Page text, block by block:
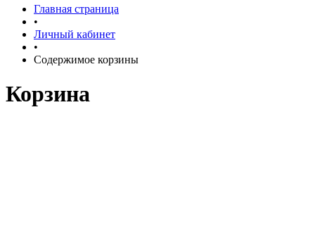
Главная страница
•
Личный кабинет
•
Содержимое корзины
Корзина